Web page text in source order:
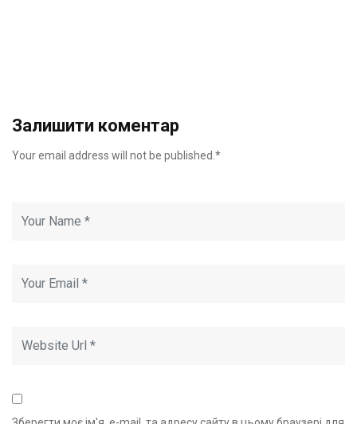
Залишити коментар
Your email address will not be published.*